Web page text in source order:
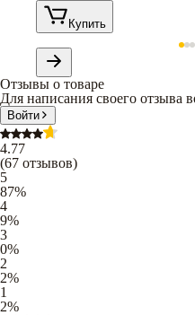
Купить
Отзывы о товаре
Для написания своего отзыва
Войти
4.77
(67 отзывов)
5
87%
4
9%
3
0%
2
2%
1
2%